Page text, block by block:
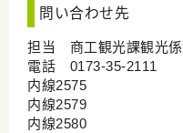
問い合わせ先
担当 商工観光課観光係
電話 0173-35-2111
内線2575
内線2579
内線2580